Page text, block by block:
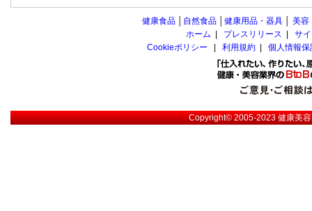
健康食品 自然食品 健康用品・器具 美容
ホーム
プレスリリース
サ
Cookieポリシー
利用規約 個人情報
Copyright© 2005-2023健康美